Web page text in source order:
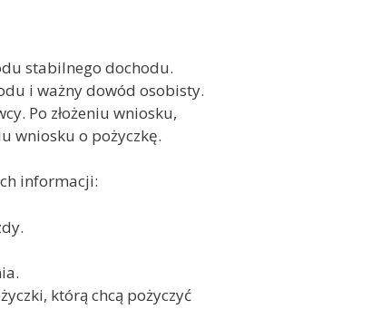
stabilnego dochodu.
i ważny dowód osobisty.
Po złożeniu wniosku,
wniosku o pożyczkę.
informacji:
którą chcą pożyczyć